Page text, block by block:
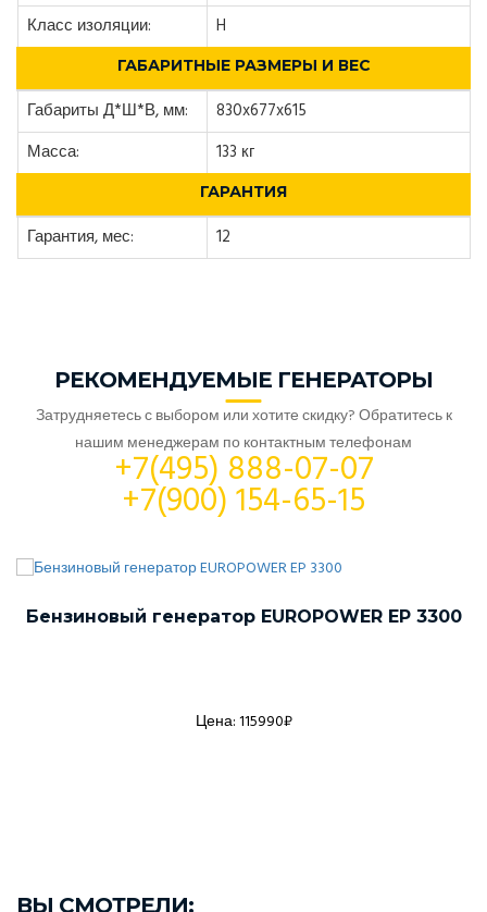
Класс изоляции:
H
ГАБАРИТНЫЕ РАЗМЕРЫ И ВЕС
Габариты Д*Ш*В, мм:
830x677x615
Масса:
133 кг
ГАРАНТИЯ
Гарантия, мес: 12
РЕКОМЕНДУЕМЫЕ ГЕНЕРАТОРЫ
Затрудняетесь с выбором или хотите скидку? Обратитесь к
нашим менеджерам по контактным телефонам
+7(495) 888-07-07
+7(900) 154-65-15
Бензиновый генератор EUROPOWER EP 3300
Цена: 115990₽
ВЫ СМОТРЕЛИ: